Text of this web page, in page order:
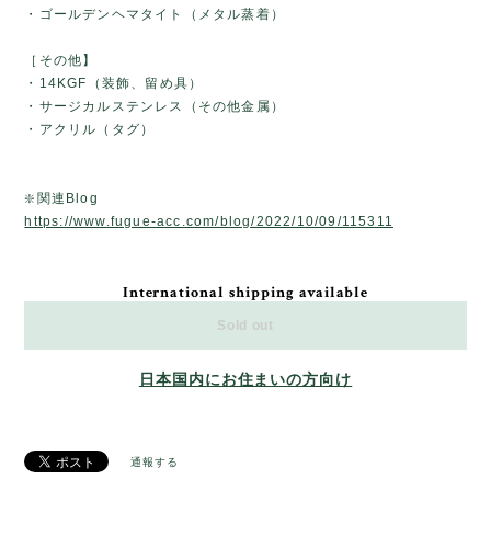
・ゴールデンヘマタイト（メタル蒸着）
［その他】
・14KGF（装飾、留め具）
・サージカルステンレス（その他金属）
・アクリル（タグ）
❇️関連Blog
https://www.fugue-acc.com/blog/2022/10/09/115311
International shipping available
Sold out
日本国内にお住まいの方向け
通報する